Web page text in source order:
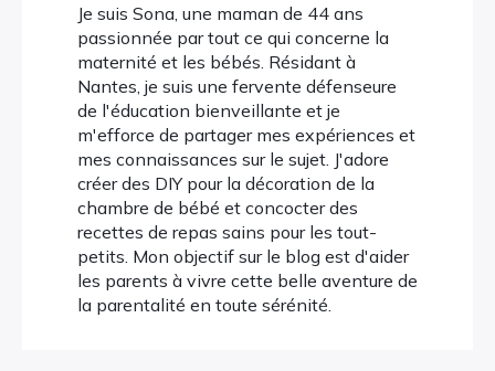
Je suis Sona, une maman de 44 ans
passionnée par tout ce qui concerne la
maternité et les bébés. Résidant à
Nantes, je suis une fervente défenseure
de l'éducation bienveillante et je
m'efforce de partager mes expériences et
mes connaissances sur le sujet. J'adore
créer des DIY pour la décoration de la
chambre de bébé et concocter des
recettes de repas sains pour les tout-
petits. Mon objectif sur le blog est d'aider
les parents à vivre cette belle aventure de
la parentalité en toute sérénité.